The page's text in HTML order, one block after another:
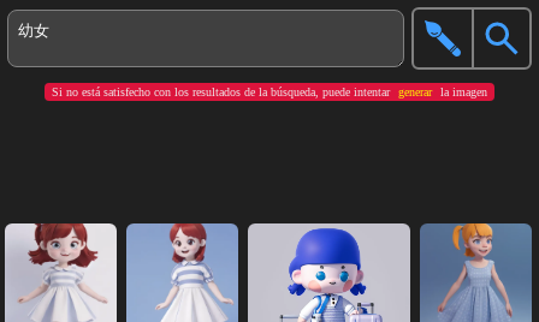
Si no está satisfecho con los resultados de la búsqueda, puede intentar generar la imagen